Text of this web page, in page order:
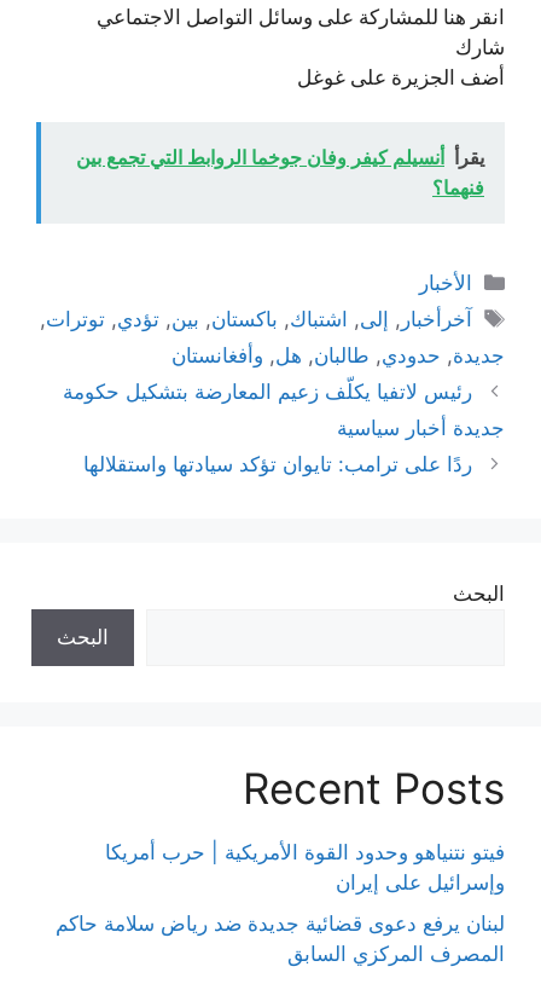
انقر هنا للمشاركة على وسائل التواصل الاجتماعي
شارك
أضف الجزيرة على غوغل
يقرأ أنسيلم كيفر وفان جوخما الروابط التي تجمع بين
فنهما؟
التصنيفات
الأخبار
الوسوم
آخرأخبار , إلى, اشتباك, باكستان, بين,تؤدي,توترات,
جديدة, حدودي, طالبان, هل, وأفغانستان
رئيس لاتفيا يكلّف زعيم المعارضة بتشكيل حكومة
جديدة أخبار سياسية
ردًا على ترامب: تايوان تؤكد سيادتها واستقلالها
البحث
البحث
Recent Posts
فيتو نتنياهو وحدود القوة الأمريكية | حرب أمريكا
وإسرائيل على إيران
لبنان يرفع دعوى قضائية جديدة ضد رياض سلامة حاكم
المصرف المركزي السابق